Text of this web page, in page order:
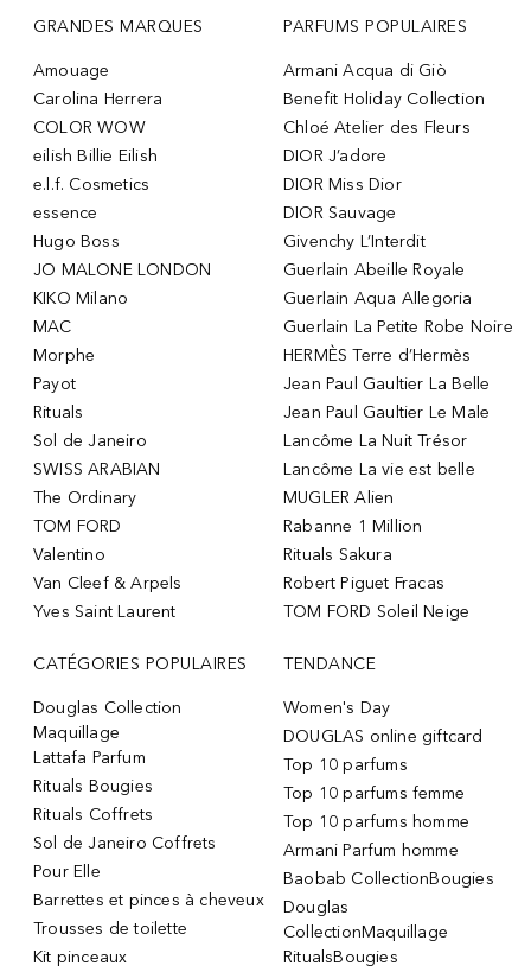
GRANDES MARQUES
Amouage
Carolina Herrera
COLOR WOW
eilish Billie Eilish
e.l.f. Cosmetics
essence
Hugo Boss
JO MALONE LONDON
KIKO Milano
MAC
Morphe
Payot
Rituals
Sol de Janeiro
SWISS ARABIAN
The Ordinary
TOM FORD
Valentino
Van Cleef & Arpels
Yves Saint Laurent
PARFUMS POPULAIRES
Armani Acqua di Giò
Benefit Holiday Collection
Chloé Atelier des Fleurs
DIOR J’adore
DIOR Miss Dior
DIOR Sauvage
Givenchy L’Interdit
Guerlain Abeille Royale
Guerlain Aqua Allegoria
Guerlain La Petite Robe Noire
HERMÈS Terre d’Hermès
Jean Paul Gaultier La Belle
Jean Paul Gaultier Le Male
Lancôme La Nuit Trésor
Lancôme La vie est belle
MUGLER Alien
Rabanne 1 Million
Rituals Sakura
Robert Piguet Fracas
TOM FORD Soleil Neige
CATÉGORIES POPULAIRES
Douglas Collection
Maquillage
Lattafa Parfum
Rituals Bougies
Rituals Coffrets
Sol de Janeiro Coffrets
Pour Elle
Barrettes et pinces à cheveux
Trousses de toilette
Kit pinceaux
TENDANCE
Women's Day
DOUGLAS online giftcard
Top 10 parfums
Top 10 parfums femme
Top 10 parfums homme
Armani Parfum homme
Baobab CollectionBougies
Douglas
CollectionMaquillage
RitualsBougies